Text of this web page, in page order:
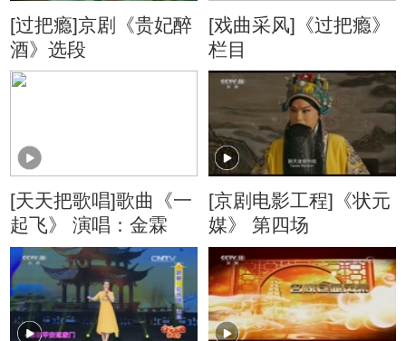
[过把瘾]京剧《贵妃醉
酒》选段
[戏曲采风]《过把瘾》
栏目
[天天把歌唱]歌曲《一
起飞》 演唱：金霖
[京剧电影工程]《状元
媒》 第四场